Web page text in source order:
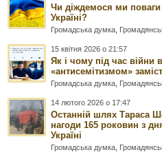
Чи діждемося ми
Україні?
Громадська думка
15 квітня 2026 о 21:57
Як і чому під час війни
«антисемітизмом»
Громадська думка
14 лютого 2026 о 17:47
Останній шлях Тараса
нагоди 165 роковин з
Україні
Громадська думка